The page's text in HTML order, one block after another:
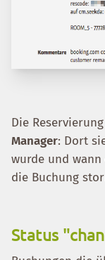
Die
Manager: Dort
wurde und wann
die Buchung
Status